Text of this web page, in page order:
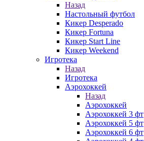
Назад
Настольный футбол
Кикер Desperado
Кикер Fortuna
Кикер Start Line
Кикер Weekend
Игротека
Назад
Игротека
Аэрохоккей
Назад
Аэрохоккей
Аэрохоккей 3 фт
Аэрохоккей 5 фт
Аэрохоккей 6 фт